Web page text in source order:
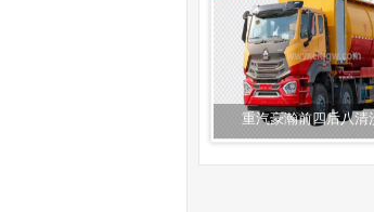
重汽豪瀚前四后八清